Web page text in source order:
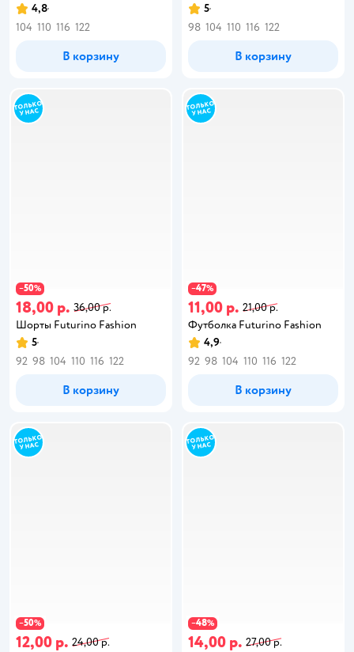
4,8
104 110 116 122
В корзину
5
98 104 110 116 122
В корзину
−50%
18,00 р. 36,00 р.
Шорты Futurino Fashion
5
92 98 104 110 116 122
В корзину
−47%
11,00 р. 21,00 р.
Футболка Futurino Fashion
4,9
92 98 104 110 116 122
В корзину
−50%
12,00 р. 24,00 р.
−48%
14,00 р. 27,00 р.